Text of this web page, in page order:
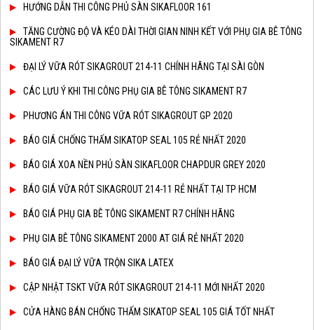
HƯỚNG DẪN THI CÔNG PHỦ SÀN SIKAFLOOR 161
TĂNG CƯỜNG ĐỘ VÀ KÉO DÀI THỜI GIAN NINH KẾT VỚI PHỤ GIA BÊ TÔNG
SIKAMENT R7
ĐẠI LÝ VỮA RÓT SIKAGROUT 214-11 CHÍNH HÃNG TẠI SÀI GÒN
CÁC LƯU Ý KHI THI CÔNG PHỤ GIA BÊ TÔNG SIKAMENT R7
PHƯƠNG ÁN THI CÔNG VỮA RÓT SIKAGROUT GP 2020
BÁO GIÁ CHỐNG THẤM SIKATOP SEAL 105 RẺ NHẤT 2020
BÁO GIÁ XOA NỀN PHỦ SÀN SIKAFLOOR CHAPDUR GREY 2020
BÁO GIÁ VỮA RÓT SIKAGROUT 214-11 RẺ NHẤT TẠI TP HCM
BÁO GIÁ PHỤ GIA BÊ TÔNG SIKAMENT R7 CHÍNH HÃNG
PHỤ GIA BÊ TÔNG SIKAMENT 2000 AT GIÁ RẺ NHẤT 2020
BÁO GIÁ ĐẠI LÝ VỮA TRỘN SIKA LATEX
CẬP NHẬT TSKT VỮA RÓT SIKAGROUT 214-11 MỚI NHẤT 2020
CỬA HÀNG BÁN CHỐNG THẤM SIKATOP SEAL 105 GIÁ TỐT NHẤT